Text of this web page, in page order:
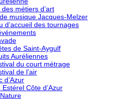
métiers d’art
musique Jacques-Melzer
d’accueil des tournages
de Saint-Aygulf
Auréliennes
du court métrage
de l’air
d’Azur
Estérel Côte d’Azur